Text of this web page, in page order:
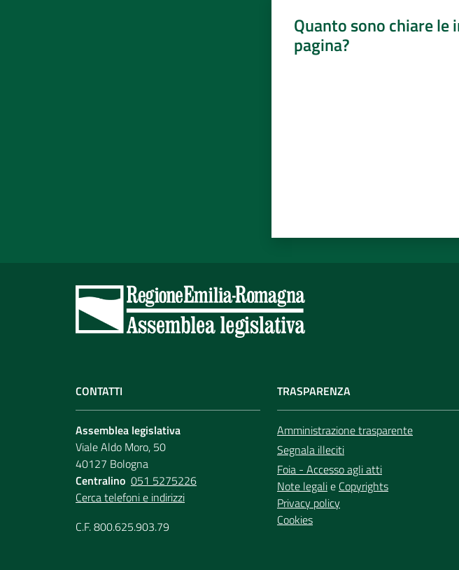
Quanto sono chiare
pagina?
CONTATTI
Assemblea legislativa
Viale Aldo Moro, 50
40127 Bologna
Centralino 051 5275226
Cerca telefoni e indirizzi
C.F. 800.625.903.79
TRASPARENZA
Amministrazione trasparente
Segnala illeciti
Foia - Accesso agli atti
Note legalie Copyrights
Privacy policy
Cookies